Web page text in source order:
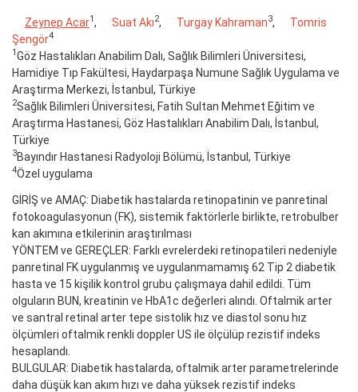
Zeynep Acar1 , Suat Akı2, Turgay Kahraman3,
Tomris
Şengör4
1 Göz Hastalıkları Anabilim Dalı, Sağlık Bilimleri Üniversitesi,
Hamidiye Tıp Fakültesi, Haydarpaşa Numune Sağlık Uygulama ve
Araştırma Merkezi, İstanbul, Türkiye
2Sağlık Bilimleri Üniversitesi, Fatih Sultan Mehmet Eğitim ve
Araştırma Hastanesi, Göz Hastalıkları Anabilim Dalı, İstanbul,
Türkiye
3Bayındır Hastanesi Radyoloji Bölümü, İstanbul, Türkiye
4Özel uygulama
GİRİŞ ve AMAÇ: Diabetik hastalarda retinopatinin ve panretinal
fotokoagulasyonun (FK), sistemik faktörlerle birlikte, retrobulber
kan akımına etkilerinin araştırılması
YÖNTEM ve GEREÇLER: Farklı evrelerdeki retinopatileri nedeniyle
panretinal FK uygulanmış ve uygulanmamamış 62 Tip 2 diabetik
hasta ve 15 kişilik kontrol grubu çalışmaya dahil edildi. Tüm
olguların BUN, kreatinin ve HbA1c değerleri alındı. Oftalmik arter
ve santral retinal arter tepe sistolik hız ve diastol sonu hız
ölçümleri oftalmik renkli doppler US ile ölçülüp rezistif indeks
hesaplandı.
BULGULAR: Diabetik hastalarda, oftalmik arter parametrelerinde
daha düşük kan akım hızı ve daha yüksek rezistif indeks